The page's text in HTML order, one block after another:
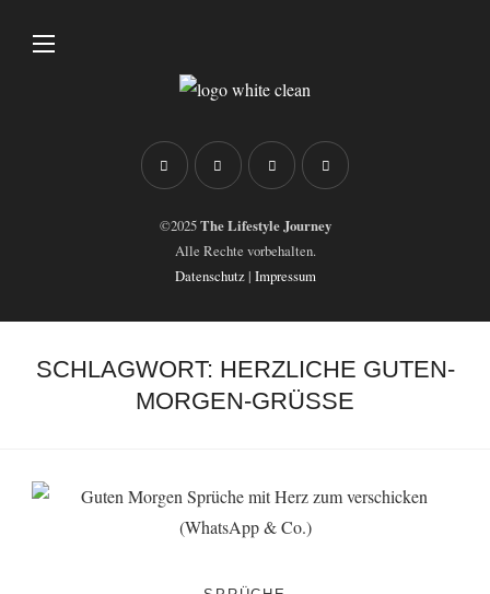
©2025The Lifestyle Journey
Alle Rechte vorbehalten.
Datenschutz| Impressum
SCHLAGWORT: HERZLICHE GUTEN-
MORGEN-GRÜSSE